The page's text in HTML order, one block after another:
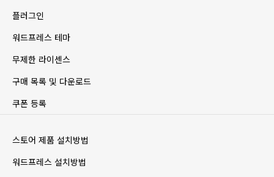
플러그인
워드프레스 테마
무제한 라이센스
구매 목록 및 다운로드
쿠폰 등록
스토어 제품 설치방법
워드프레스 설치방법